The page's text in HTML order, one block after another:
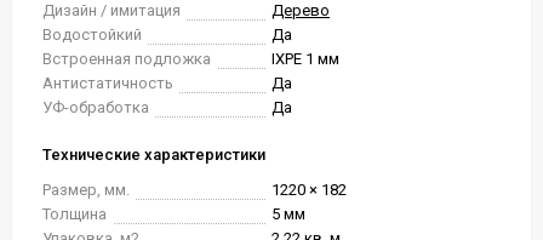
Дизайн / имитация
Дерево
Водостойкий
Да
Встроенная подложка
IXPE 1 мм
Антистатичность
Да
УФ-обработка
Да
Технические характеристики
Размер, мм.
1220 × 182
Толщина
5 мм